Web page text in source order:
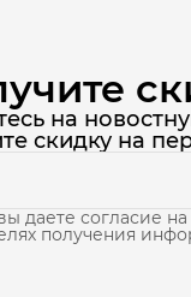
на
скидку на
даете согласие
получения